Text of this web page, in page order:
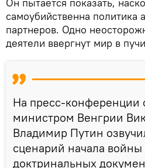
самоубийственна политика
партнеров. Одно
деятели ввергнут мир в
На пресс-конференции
министром Венгрии
Владимир Путин
сценарий начала
доктринальных